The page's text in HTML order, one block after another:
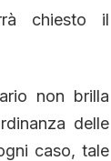
chiesto il
non brilla
delle
caso, tale